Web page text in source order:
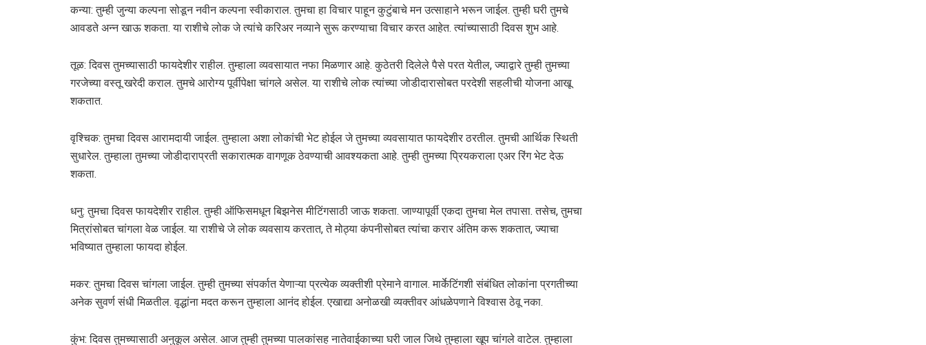
कन्या: तुम्ही जुन्या कल्पना सोडून नवीन कल्पना स्वीकाराल. तुमचा हा विचार पाहून कुटुंबाचे मन उत्साहाने भरून जाईल. तुम्ही घरी तुमचे
आवडते अन्न खाऊ शकता. या राशीचे लोक जे त्यांचे करिअर नव्याने सुरू करण्याचा विचार करत आहेत. त्यांच्यासाठी दिवस शुभ आहे.
तूळ: दिवस तुमच्यासाठी फायदेशीर राहील. तुम्हाला व्यवसायात नफा मिळणार आहे. कुठेतरी दिलेले पैसे परत येतील, ज्याद्वारे तुम्ही तुमच्या
गरजेच्या वस्तू खरेदी कराल. तुमचे आरोग्य पूर्वीपेक्षा चांगले असेल. या राशीचे लोक त्यांच्या जोडीदारासोबत परदेशी सहलीची योजना आखू
शकतात.
वृश्चिक: तुमचा दिवस आरामदायी जाईल. तुम्हाला अशा लोकांची भेट होईल जे तुमच्या व्यवसायात फायदेशीर ठरतील. तुमची आर्थिक स्थिती
सुधारेल. तुम्हाला तुमच्या जोडीदाराप्रती सकारात्मक वागणूक ठेवण्याची आवश्यकता आहे. तुम्ही तुमच्या प्रियकराला एअर रिंग भेट देऊ
शकता.
धनु: तुमचा दिवस फायदेशीर राहील. तुम्ही ऑफिसमधून बिझनेस मीटिंगसाठी जाऊ शकता. जाण्यापूर्वी एकदा तुमचा मेल तपासा. तसेच, तुमचा
मित्रांसोबत चांगला वेळ जाईल. या राशीचे जे लोक व्यवसाय करतात, ते मोठ्या कंपनीसोबत त्यांचा करार अंतिम करू शकतात, ज्याचा
भविष्यात तुम्हाला फायदा होईल.
मकर: तुमचा दिवस चांगला जाईल. तुम्ही तुमच्या संपर्कात येणाऱ्या प्रत्येक व्यक्तीशी प्रेमाने वागाल. मार्केटिंगशी संबंधित लोकांना प्रगतीच्या
अनेक सुवर्ण संधी मिळतील. वृद्धांना मदत करून तुम्हाला आनंद होईल. एखाद्या अनोळखी व्यक्तीवर आंधळेपणाने विश्वास ठेवू नका.
कुंभ: दिवस तुमच्यासाठी अनुकूल असेल. आज तुम्ही तुमच्या पालकांसह नातेवाईकाच्या घरी जाल जिथे तुम्हाला खूप चांगले वाटेल. तुम्हाला